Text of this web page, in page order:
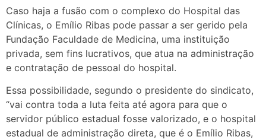
Caso haja a fusão com o complexo do Hospital das
Clínicas, o Emílio Ribas pode passar a ser gerido pela
Fundação Faculdade de Medicina, uma instituição
privada, sem fins lucrativos, que atua na administração
e contratação de pessoal do hospital.
Essa possibilidade, segundo o presidente do sindicato,
“vai contra toda a luta feita até agora para que o
servidor público estadual fosse valorizado, e o hospital
estadual de administração direta, que é o Emílio Ribas,